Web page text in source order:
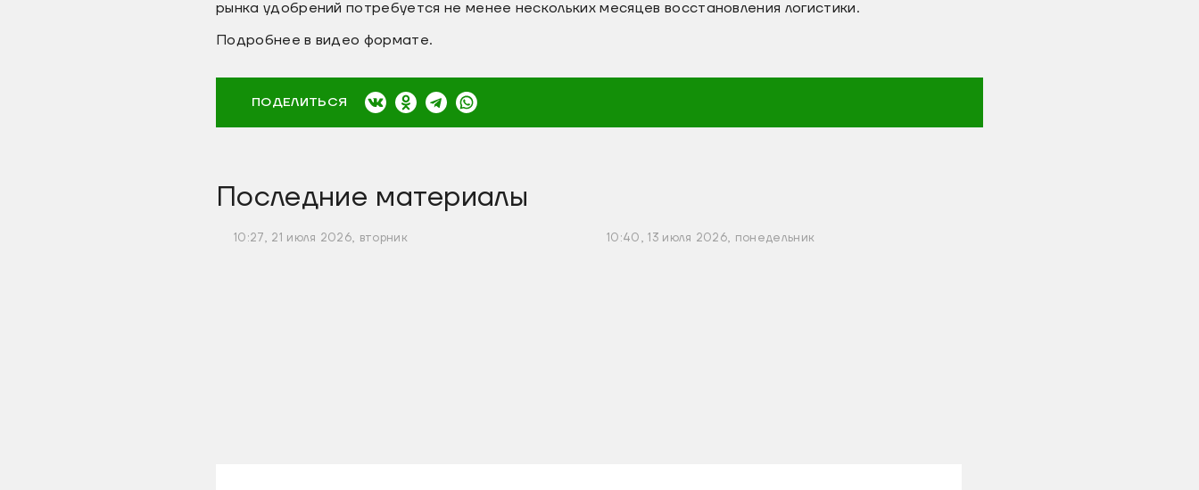
рынка удобрений потребуется не менее нескольких месяцев восстановления логистики.
Подробнее в видео формате.
ПОДЕЛИТЬСЯ
Последние материалы
10:27, 21 июля 2026, вторник 10:40, 13 июля 2026, понедельник